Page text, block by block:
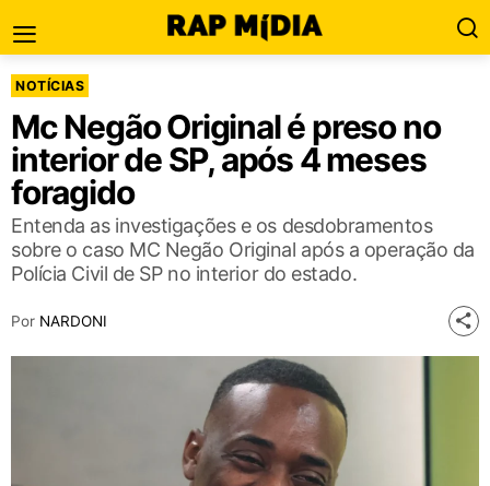
NOTÍCIAS
Mc Negão Original é preso no
interior de SP, após 4 meses
foragido
Entenda as investigações e os desdobramentos
sobre o caso MC Negão Original após a operação da
Polícia Civil de SP no interior do estado.
Por NARDONI